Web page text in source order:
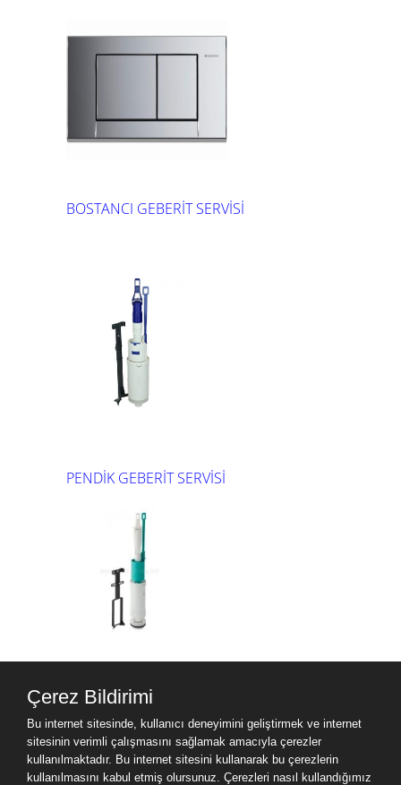
BOSTANCI GEBERİT SERVİSİ
PENDİK GEBERİT SERVİSİ
Çerez Bildirimi
Bu internet sitesinde, kullanıcı deneyimini geliştirmek ve internet
sitesinin verimli çalışmasını sağlamak amacıyla çerezler
kullanılmaktadır. Bu internet sitesini kullanarak bu çerezlerin
kullanılmasını kabul etmiş olursunuz. Çerezleri nasıl kullandığımız